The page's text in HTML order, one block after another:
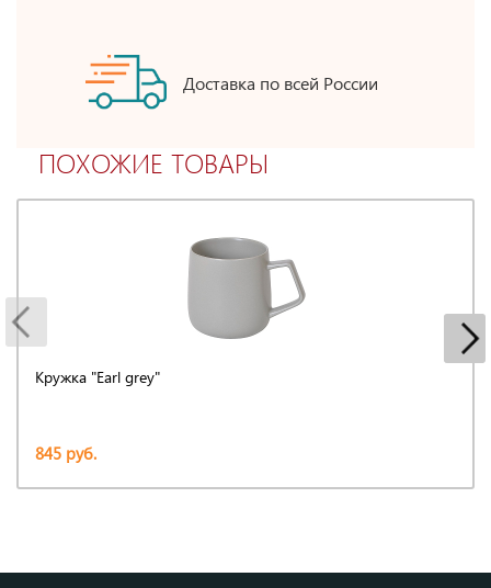
Доставка по всей России
ПОХОЖИЕ ТОВАРЫ
Кружка "Earl grey"
845 руб.